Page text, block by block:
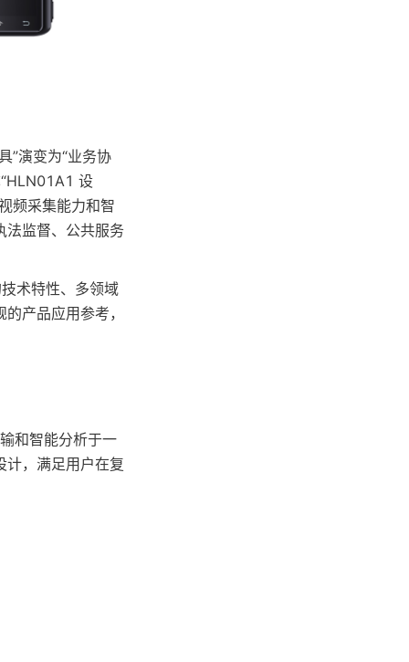
”演变为“业务协
设
频采集能力和智
法监督、公共服务
术特性、多领域
产品应用参考，
和智能分析于一
计，满足用户在复